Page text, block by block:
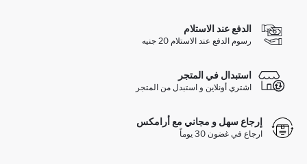
الدفع عند الاستلام
رسوم الدفع عند الاستلام 20 جنيه
استبدال في المتجر
اشتري أونلاين و استبدل من المتجر
إرجاع سهل و مجاني مع أرامكس
ارجاع في غضون 30 يوماً